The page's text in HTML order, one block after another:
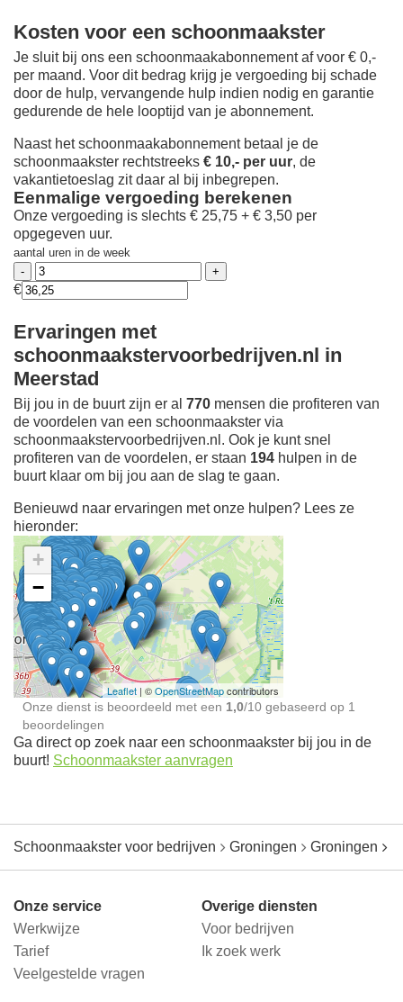
Kosten voor een schoonmaakster
Je sluit bij ons een schoonmaakabonnement af voor € 0,-
per maand. Voor dit bedrag krijg je vergoeding bij schade
door de hulp, vervangende hulp indien nodig en garantie
gedurende de hele looptijd van je abonnement.
Naast het schoonmaakabonnement betaal je de
schoonmaakster rechtstreeks € 10,- per uur, de
vakantietoeslag zit daar al bij inbegrepen.
Eenmalige vergoeding berekenen
Onze vergoeding is slechts € 25,75 + € 3,50 per
opgegeven uur.
aantal uren in de week
€
Ervaringen met
schoonmaakstervoorbedrijven.nl in
Meerstad
Bij jou in de buurt zijn er al 770 mensen die profiteren van
de voordelen van een schoonmaakster via
schoonmaakstervoorbedrijven.nl. Ook je kunt snel
profiteren van de voordelen, er staan 194 hulpen in de
buurt klaar om bij jou aan de slag te gaan.
Benieuwd naar ervaringen met onze hulpen? Lees ze
hieronder:
Ontdek meer ervaringen
Schoonmaakster bij
jou in de buurt
+
−
Leaflet | ©OpenStreetMapcontributors
Onze dienst is beoordeeld met een 1,0/10 gebaseerd op 1
beoordelingen
Ga direct op zoek naar een schoonmaakster bij jou in de
buurt! Schoonmaakster aanvragen
Schoonmaakster voor bedrijven Groningen Groningen
Onze service
Werkwijze
Tarief
Veelgestelde vragen
Overige diensten
Voor bedrijven
Ik zoek werk